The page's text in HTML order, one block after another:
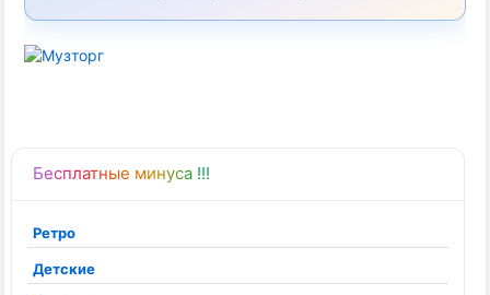
Бесплатные минуса !!!
Ретро
Детские